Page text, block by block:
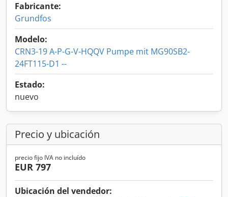
Fabricante:
Grundfos
Modelo:
CRN3-19 A-P-G-V-HQQV Pumpe mit MG90SB2-
24FT115-D1 --
Estado:
nuevo
Precio y ubicación
precio fijo IVA no incluído
EUR 797
Ubicación del vendedor: